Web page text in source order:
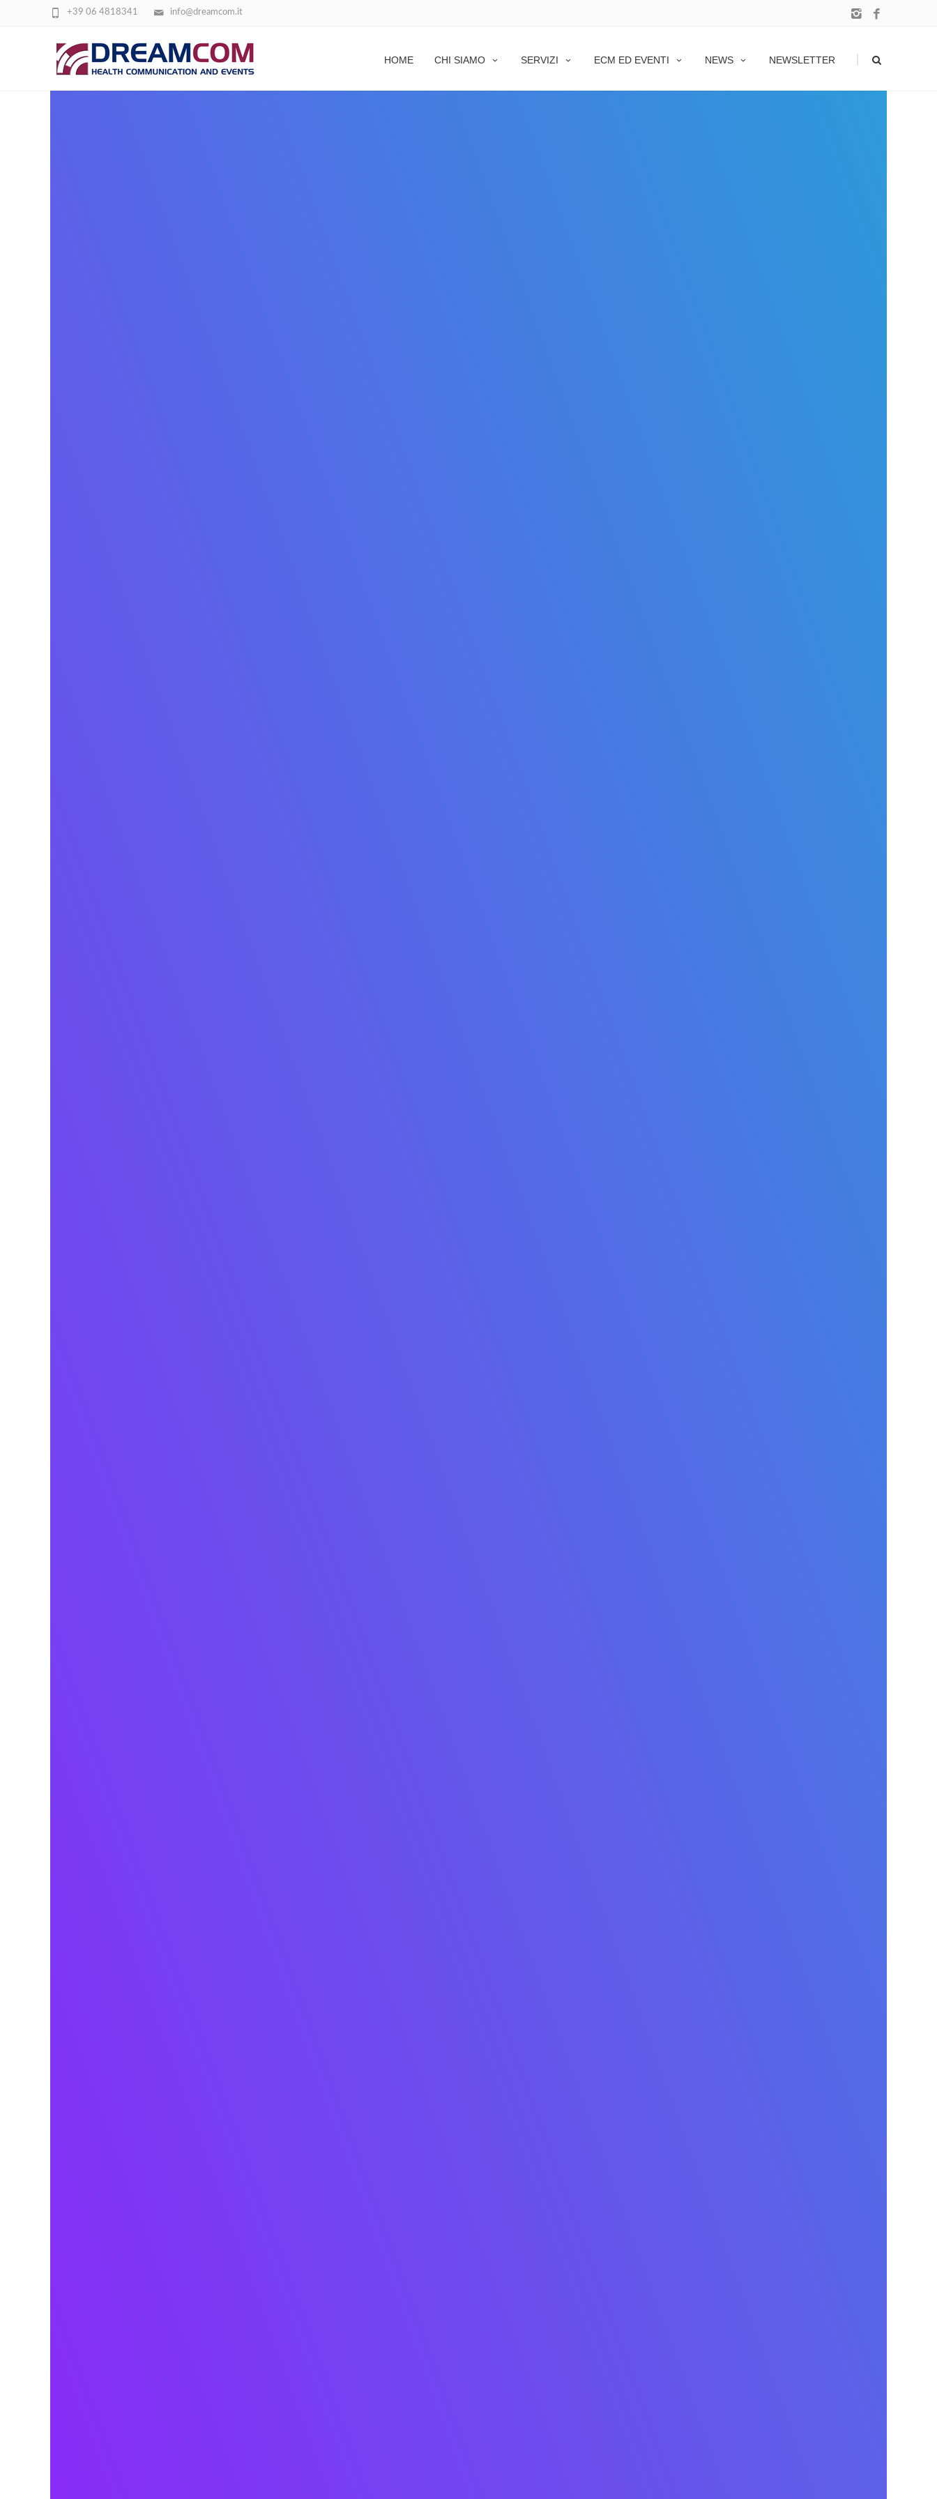
info@dreamcom.it
+39 06 4818341
HOME CHI SIAMO SERVIZI ECM ED EVENTI NEWS NEWSLETTER